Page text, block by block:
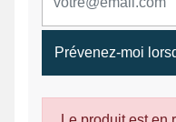
Prévenez-moi